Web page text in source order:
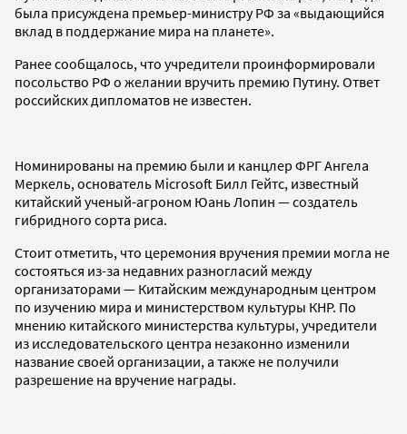
была присуждена премьер-министру РФ за «выдающийся
вклад в поддержание мира на планете».
Ранее сообщалось, что учредители проинформировали
посольство РФ о желании вручить премию Путину. Ответ
российских дипломатов не известен.
Номинированы на премию были и канцлер ФРГ Ангела
Меркель, основатель Microsoft Билл Гейтс, известный
китайский ученый-агроном Юань Лопин — создатель
гибридного сорта риса.
Стоит отметить, что церемония вручения премии могла не
состояться из-за недавних разногласий между
организаторами — Китайским международным центром
по изучению мира и министерством культуры КНР. По
мнению китайского министерства культуры, учредители
из исследовательского центра незаконно изменили
название своей организации, а также не получили
разрешение на вручение награды.